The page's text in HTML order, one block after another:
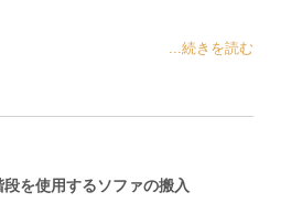
...続きを読む
段を使用するソファの搬入